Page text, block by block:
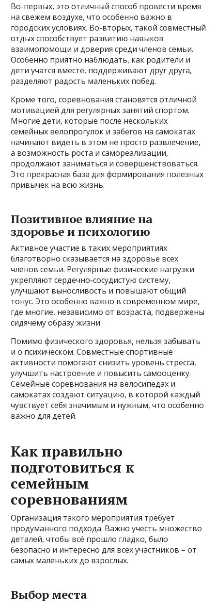
Во-первых, это отличный способ провести время
на свежем воздухе, что особенно важно в
городских условиях. Во-вторых, такой совместный
отдых способствует развитию навыков
взаимопомощи и доверия среди членов семьи.
Особенно приятно наблюдать, как родители и
дети учатся вместе, поддерживают друг друга,
разделяют радость маленьких побед.
Кроме того, соревнования становятся отличной
мотивацией для регулярных занятий спортом.
Многие дети, которые после нескольких
семейных велопрогулок и забегов на самокатах
начинают видеть в этом не просто развлечение,
а возможность роста и самореализации,
продолжают заниматься и совершенствоваться.
Это прекрасная база для формирования полезных
привычек на всю жизнь.
Позитивное влияние на
здоровье и психологию
Активное участие в таких мероприятиях
благотворно сказывается на здоровье всех
членов семьи. Регулярные физические нагрузки
укрепляют сердечно-сосудистую систему,
улучшают выносливость и повышают общий
тонус. Это особенно важно в современном мире,
где многие, независимо от возраста, подвержены
сидячему образу жизни.
Помимо физического здоровья, нельзя забывать
и о психическом. Совместные спортивные
активности помогают снизить уровень стресса,
улучшить настроение и повысить самооценку.
Семейные соревнования на велосипедах и
самокатах создают ситуацию, в которой каждый
чувствует себя значимым и нужным, что особенно
важно для детей.
Как правильно
подготовиться к
семейным
соревнованиям
Организация такого мероприятия требует
продуманного подхода. Важно учесть множество
деталей, чтобы всё прошло гладко, было
безопасно и интересно для всех участников – от
самых маленьких до взрослых.
Выбор места